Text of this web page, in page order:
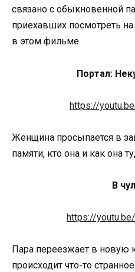
связано с обыкновенной
приехавших посмотреть
в этом фильме.
Портал:
https://
Женщина просыпается в
памяти, кто она и как она
В
https://
Пара переезжает в новую
происходит что-то странное.